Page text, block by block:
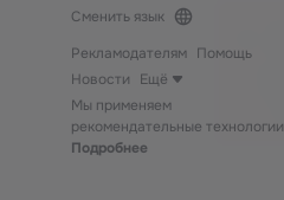
Сменить язык
Рекламодателям Помощь
Новости
Ещё
Мы применяем
рекомендательные технологии
Подробнее